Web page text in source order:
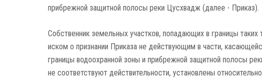
прибрежной защитной полосы реки Цусхвадж (далее - Приказ).
Собственник земельных участков, попадающих в границы
иском о признании Приказа не действующим в части,
границы водоохранной зоны и прибрежной защитной полосы
не соответствуют действительности, установлены